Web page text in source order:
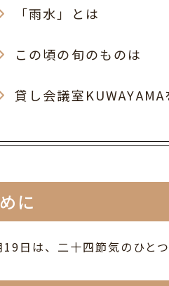
「雨水」とは
この頃の旬のものは
貸し会議室
に
日は、二十四節気のひとつ